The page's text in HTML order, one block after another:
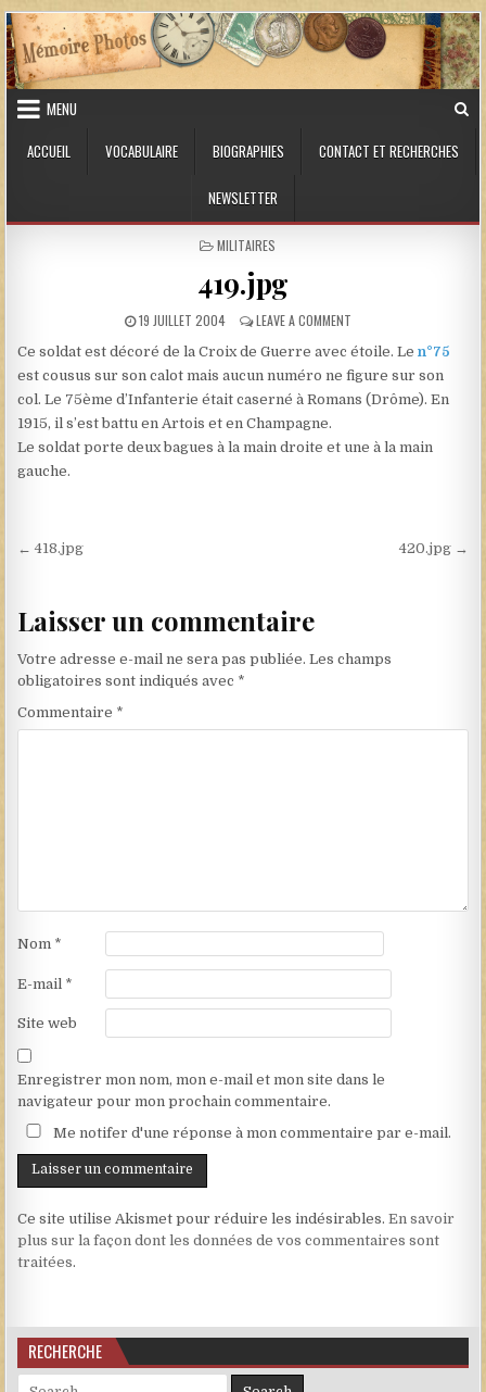
Skip to content
MENU
ACCUEIL
VOCABULAIRE BIOGRAPHIES CONTACT ET RECHERCHES
NEWSLETTER
POSTED IN
MILITAIRES
419.jpg
PUBLISHED DATE:
19 JUILLET 2004 LEAVE A COMMENTON 419.JPG
Ce soldat est décoré de la Croix de Guerre avec étoile. Len°75
est cousus sur son calot mais aucun numéro ne figure sur son
col. Le 75ème d’Infanterie était caserné à Romans (Drôme). En
1915, il s’est battu en Artois et en Champagne.
Le soldat porte deux bagues à la main droite et une à la main
gauche.
Navigation de l’article
← 418.jpg 420.jpg →
Laisser un commentaire
Votre adresse e-mail ne sera pas publiée. Les champs
obligatoires sont indiqués avec *
Commentaire *
Nom *
E-mail *
Site web
Enregistrer mon nom, mon e-mail et mon site dans le
navigateur pour mon prochain commentaire.
Me notifer d'une réponse à mon commentaire par e-mail.
Ce site utilise Akismet pour réduire les indésirables.En savoir
plus sur la façon dont les données de vos commentaires sont
traitées.
RECHERCHE
Search for: